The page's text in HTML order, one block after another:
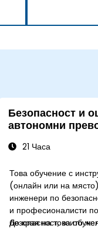
Безопасност и
автономни
21 Часа
Това обучение с
(онлайн или на
инженери по
и професионалисти
безопасност, които
До края на това